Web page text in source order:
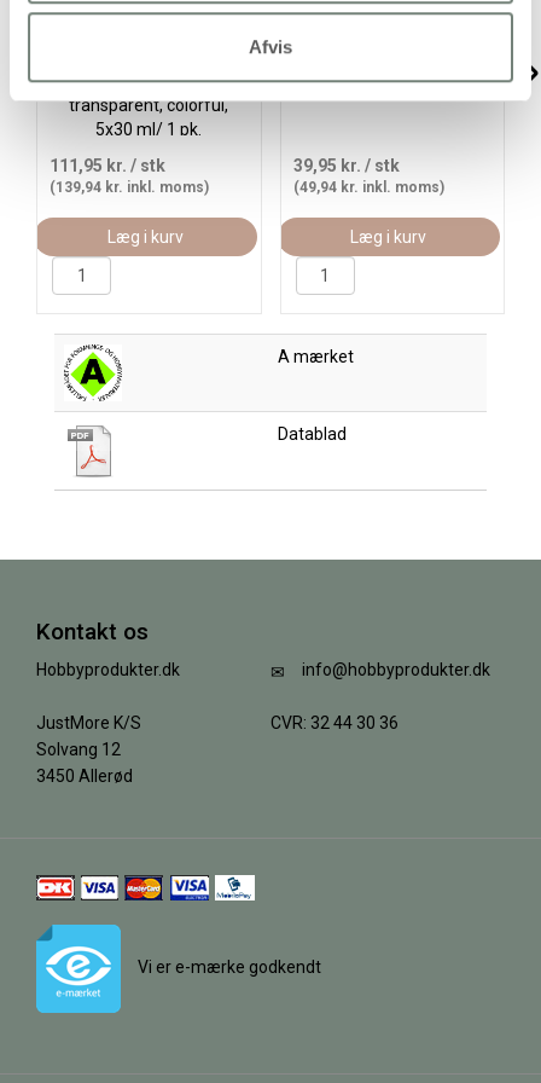
Afvis
Porcelænsmaling, blank,
transparent, colorful,
5x30 ml/ 1 pk.
111,95 kr. / stk
(139,94 kr. inkl. moms)
Læg i kurv
30ml/ 1 fl.
39,95 kr. / stk
(49,94 kr. inkl. moms)
Læg i kurv
A mærket
Datablad
Kontakt os
Hobbyprodukter.dk
JustMore K/S
Solvang 12
3450 Allerød
info@hobbyprodukter.dk
CVR: 32 44 30 36
Vi er e-mærke godkendt